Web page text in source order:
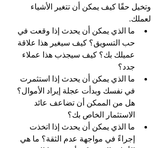
وتخيل حقًا كيف يمكن أن تتغير الأشياء
لعملك.
ما الذي يمكن أن يحدث إذا وقعت في
حب التسويق؟ كيف سيغير هذا علاقة
عميلك بك؟ كيف سيجذب هذا عملاء
جدد؟
ما الذي يمكن أن يحدث إذا استثمرت
في نفسك وبدأت عجلة إيراد الأموال؟
هل من الممكن أن تضاعف عائد
الاستثمار الخاص بك؟
ما الذي يمكن أن يحدث إذا اتخذت
إجراءً في مواجهة عدم الثقة؟ ما هي